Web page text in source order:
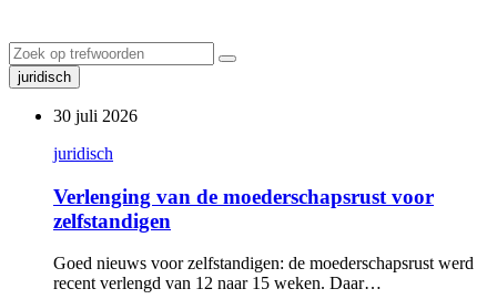
juridisch
30 juli 2026
juridisch
Verlenging van de moederschapsrust voor
zelfstandigen
Goed nieuws voor zelfstandigen: de moederschapsrust werd
recent verlengd van 12 naar 15 weken. Daar…